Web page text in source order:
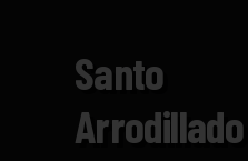
Santo
Arrodillado